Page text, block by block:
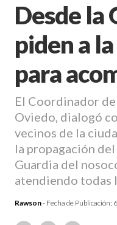
Desde la
piden a
para
El Coordinador de
Oviedo, dialogó
vecinos de la
la propagación
Guardia del
atendiendo todas
Rawson- Fecha de Publicación: